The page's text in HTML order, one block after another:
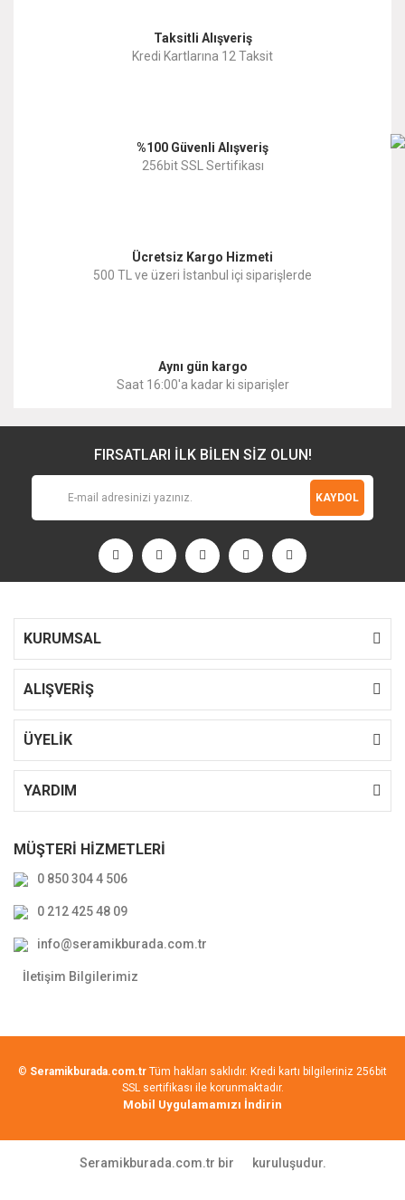
Ürün resmi kalitesiz, bozuk veya görüntülenemiyor.
Ürün fiyatı diğer sitelerden daha pahalı.
Taksitli Alışveriş
Kredi Kartlarına 12 Taksit
%100 Güvenli Alışveriş
256bit SSL Sertifikası
Ücretsiz Kargo Hizmeti
500 TL ve üzeri İstanbul içi siparişlerde
Aynı gün kargo
Saat 16:00'a kadar ki siparişler
FIRSATLARI İLK BİLEN SİZ OLUN!
KAYDOL
KURUMSAL
ALIŞVERİŞ
ÜYELİK
YARDIM
MÜŞTERİ HİZMETLERİ
0 850 304 4 506
0 212 425 48 09
info@seramikburada.com.tr
İletişim Bilgilerimiz
© Seramikburada.com.tr Tüm hakları saklıdır. Kredi kartı bilgileriniz 256bit
SSL sertifikası ile korunmaktadır.
Mobil Uygulamamızı İndirin
Seramikburada.com.tr bir kuruluşudur.